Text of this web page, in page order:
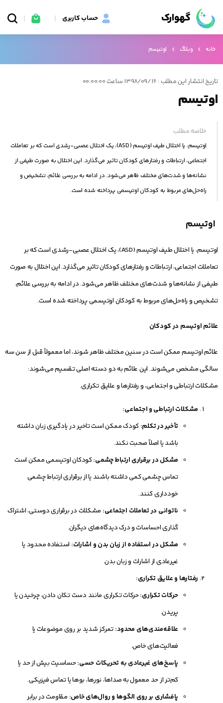
گهوارک حساب کاربری
خانه وبلاگ اوتیسم
تاریخ انتشار این مطلب : 1398/09/16 ساعت 00:00:00
اوتیسم
خلاصه مطلب
اوتیسم، یا اختلال طیف اوتیسم (ASD)، یک اختلال عصبی-رشدی است که بر تعاملات
اجتماعی، ارتباطات و رفتارهای کودکان تاثیر می‌گذارد. این اختلال به صورت طیفی از
نشانه‌ها و شدت‌های مختلف ظاهر می‌شود. در ادامه به بررسی علائم، تشخیص و
راه‌حل‌های مربوط به کودکان اوتیسمی پرداخته شده است.
اوتیسم
اوتیسم، یا اختلال طیف اوتیسم (ASD)، یک اختلال عصبی-رشدی است که بر
تعاملات اجتماعی، ارتباطات و رفتارهای کودکان تاثیر می‌گذارد. این اختلال به صورت
طیفی از نشانه‌ها و شدت‌های مختلف ظاهر می‌شود. در ادامه به بررسی علائم،
تشخیص و راه‌حل‌های مربوط به کودکان اوتیسمی پرداخته شده است.
علائم اوتیسم در کودکان
علائم اوتیسم ممکن است در سنین مختلف ظاهر شوند، اما معمولاً قبل از سن سه
سالگی مشخص می‌شوند. این علائم به دو دسته اصلی تقسیم می‌شوند:
مشکلات ارتباطی و اجتماعی، و رفتارها و علایق تکراری.
مشکلات ارتباطی و اجتماعی:
تأخیر در تکلم: کودک ممکن است تاخیر در یادگیری زبان داشته
باشد یا اصلاً صحبت نکند.
مشکل در برقراری ارتباط چشمی:کودکان اوتیسمی ممکن است
تماس چشمی کمی داشته باشند یا از برقراری ارتباط چشمی
خودداری کنند.
ناتوانی در تعاملات اجتماعی: مشکلات در برقراری دوستی، اشتراک
گذاری احساسات و درک دیدگاه‌های دیگران.
مشکل در استفاده از زبان بدن و اشارات: استفاده محدود یا
غیرعادی از اشارات و زبان بدن.
رفتارها و علایق تکراری:
حرکات تکراری:حرکات تکراری مانند دست تکان دادن، چرخیدن یا
پریدن.
علاقه‌مندی‌های محدود: تمرکز شدید بر روی موضوعات یا
فعالیت‌های خاص.
پاسخ‌های غیرعادی به تحریکات حسی:حساسیت بیش از حد یا
کم‌تر از حد معمول به صداها، نورها، بوها یا تماس فیزیکی.
پافشاری بر روی الگوها و روال‌های خاص: مقاومت در برابر